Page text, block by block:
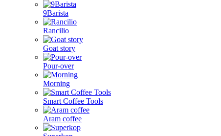
9Barista
Rancilio
Goat story
Pour-over
Morning
Smart Coffee Tools
Aram coffee